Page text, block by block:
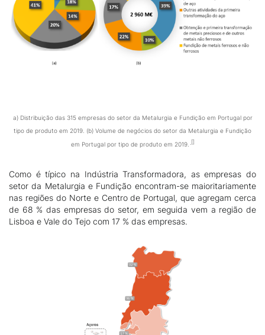
a) Distribuição das 315 empresas do setor da Metalurgia e Fundição em Portugal por
tipo de produto em 2019. (b) Volume de negócios do setor da Metalurgia e Fundição
em Portugal por tipo de produto em 2019.
Como é típico na Indústria Transformadora, as empresas do
setor da Metalurgia e Fundição encontram-se maioritariamente
nas regiões do Norte e Centro de Portugal, que agregam cerca
de 68 % das empresas do setor, em seguida vem a região de
Lisboa e Vale do Tejo com 17 % das empresas.